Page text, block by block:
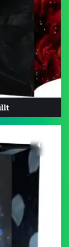
4.4